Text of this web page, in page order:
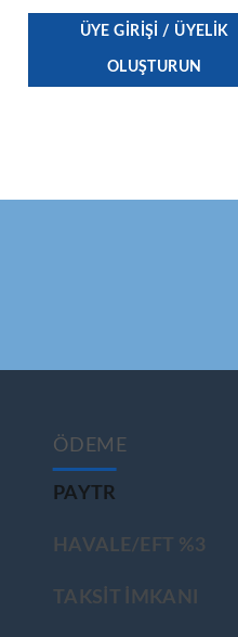
ÜYE GIRIŞI / ÜYELIK
OLUŞTURUN
ÖDEME
PAYTR
HAVALE/EFT %3
TAKSIT IMKANI